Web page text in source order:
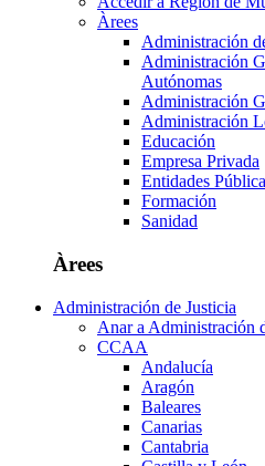
Àrees
Administración
Administración
Autónomas
Administración
Administración
Educación
Empresa Privada
Entidades
Formación
Sanidad
Àrees
Administración de Justicia
Anar a Administración
CCAA
Andalucía
Aragón
Baleares
Canarias
Cantabria